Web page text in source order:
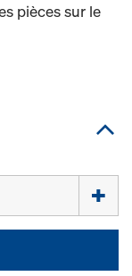
pièces sur le